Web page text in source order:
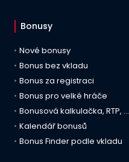
Bonusy
Nové bonusy
Bonus bez vkladu
Bonus za registraci
Bonus pro velké hráče
Bonusová kalkulačka, RTP, …
Kalendář bonusů
Bonus Finder podle vkladu